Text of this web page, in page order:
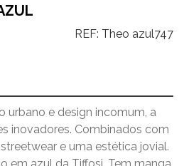
REF: Theo azul747
urbano e design incomum, a
inovadores. Combinados com
e uma estética jovial.